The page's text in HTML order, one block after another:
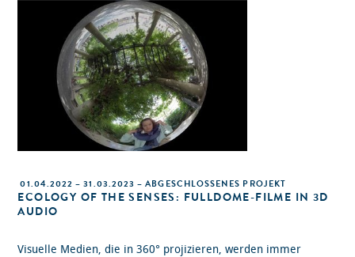
01.04.2022 – 31.03.2023 – ABGESCHLOSSENES PROJEKT
ECOLOGY OF THE SENSES: FULLDOME-FILME IN 3D
AUDIO
Visuelle Medien, die in 360° projizieren, werden immer